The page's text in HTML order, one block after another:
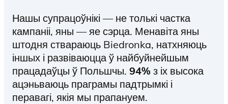
Нашы супрацоўнікі — не толькі частка
кампаніі, яны — яе сэрца. Менавіта яны
штодня ствараюць Biedronka, натхняюць
іншых і развіваюцца ў найбуйнейшым
працадаўцы ў Польшчы. 94% з іх высока
ацэньваюць праграмы падтрымкі і
перавагі, якія мы прапануем.